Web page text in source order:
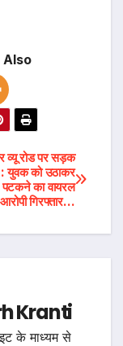
Also
व्यू रोड पर सड़क
: युवक को उठाकर
का वायरल
गिरफ्तार…
Kranti
के माध्यम से